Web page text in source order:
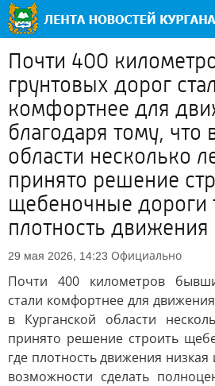
Почти 400
грунтовых дорог
комфортнее для
благодаря тому, что
области несколько
принято решение
щебеночные дороги
плотность движения
29 мая 2026, 14:23 Официально
Почти 400 километров
стали комфортнее для
в Курганской области
принято решение строить
где плотность движения
возможности сделать